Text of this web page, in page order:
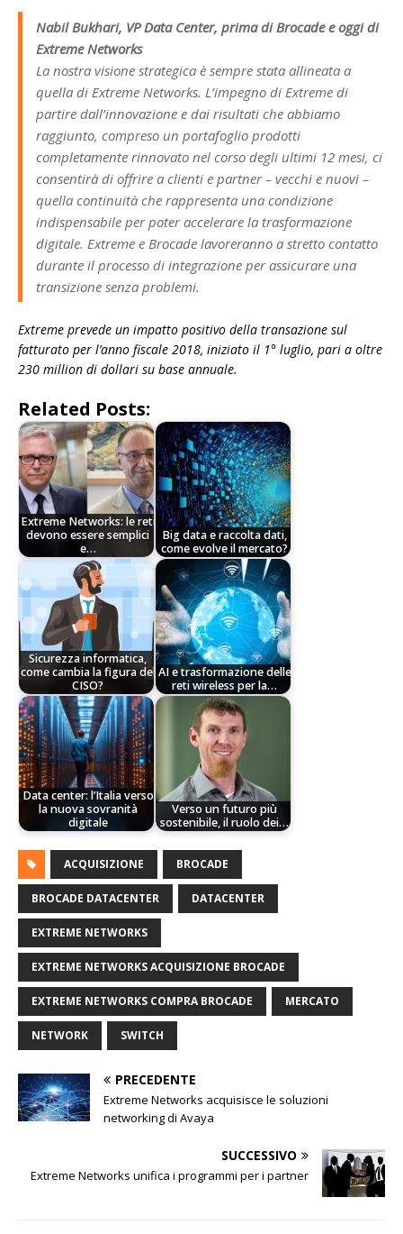
Nabil Bukhari, VP Data Center, prima di Brocade e oggi di
Extreme Networks
La nostra visione strategica è sempre stata allineata a
quella di Extreme Networks. L’impegno di Extreme di
partire dall’innovazione e dai risultati che abbiamo
raggiunto, compreso un portafoglio prodotti
completamente rinnovato nel corso degli ultimi 12 mesi, ci
consentirà di offrire a clienti e partner – vecchi e nuovi –
quella continuità che rappresenta una condizione
indispensabile per poter accelerare la trasformazione
digitale. Extreme e Brocade lavoreranno a stretto contatto
durante il processo di integrazione per assicurare una
transizione senza problemi.
Extreme prevede un impatto positivo della transazione sul
fatturato per l’anno fiscale 2018, iniziato il 1° luglio, pari a oltre
230 million di dollari su base annuale.
Related Posts:
Extreme Networks: le reti
devono essere semplici
e…
Big data e raccolta dati,
come evolve il mercato?
Sicurezza informatica,
come cambia la figura del
CISO?
AI e trasformazione delle
reti wireless per la…
Data center: l’Italia verso
la nuova sovranità
digitale
Verso un futuro più
sostenibile, il ruolo dei…
ACQUISIZIONE BROCADE
BROCADE DATACENTER DATACENTER
EXTREME NETWORKS
EXTREME NETWORKS ACQUISIZIONE BROCADE
EXTREME NETWORKS COMPRA BROCADE MERCATO
NETWORK SWITCH
PRECEDENTE
Extreme Networks acquisisce le soluzioni
networking di Avaya
SUCCESSIVO
Extreme Networks unifica i programmi per i partner